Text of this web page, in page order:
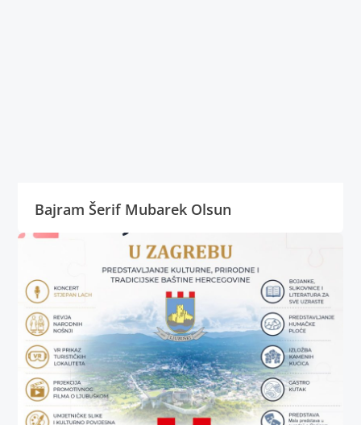
Bajram Šerif Mubarek Olsun